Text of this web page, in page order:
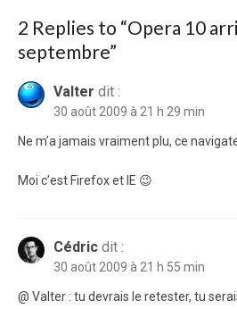
2 Replies to “Opera 10
septembre”
Valter dit :
30 août 2009 à 21 h 29 min
Ne m’a jamais vraiment plu, ce
Moi c’est Firefox et IE 😉
Cédric dit :
30 août 2009 à 21 h 55 min
@ Valter : tu devrais le retester, tu